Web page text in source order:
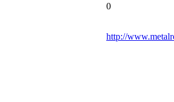
0
http://